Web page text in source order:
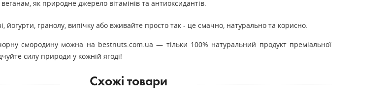
як природне джерело вітамінів та антиоксидантів.
йогурти, гранолу, випічку або вживайте просто так - це смачно, натурально та корисно.
смородину можна на bestnuts.com.ua — тільки 100% натуральний продукт преміальної
силу природи у кожній ягоді!
Схожі товари